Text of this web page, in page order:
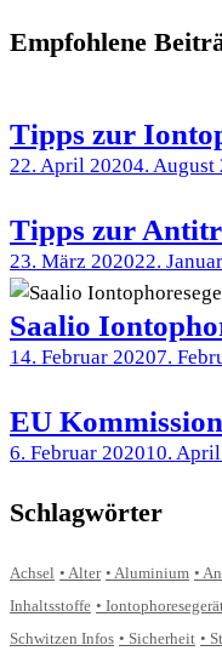
Empfohlene
Tipps zur
22. April 20204. August
Tipps zur
23. März 202022.
Saalio
14. Februar 20207.
EU
6. Februar 202010.
Schlagwörter
Achsel Alter Aluminium
Inhaltsstoffe
Schwitzen Infos
Sicherheit